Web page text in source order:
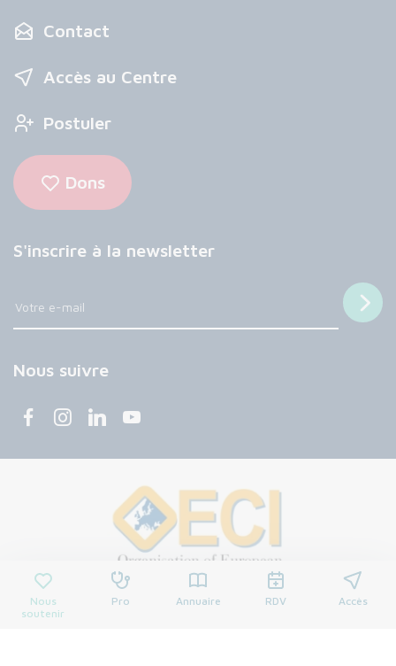
Nous
soutenir
Pro Annuaire RDV Accès
Contact
Accès au Centre
Postuler
Dons
S'inscrire à la newsletter
Nous suivre